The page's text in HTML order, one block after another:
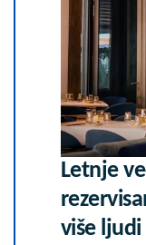
Letnje
više ljudi